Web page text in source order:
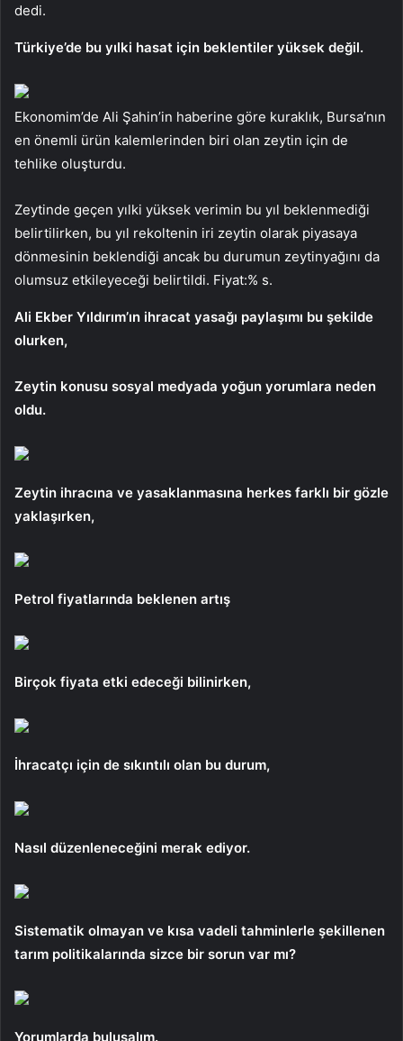
dedi.
Türkiye’de bu yılki hasat için beklentiler yüksek değil.
Ekonomim’de Ali Şahin’in haberine göre kuraklık, Bursa’nın
en önemli ürün kalemlerinden biri olan zeytin için de
tehlike oluşturdu.
Zeytinde geçen yılki yüksek verimin bu yıl beklenmediği
belirtilirken, bu yıl rekoltenin iri zeytin olarak piyasaya
dönmesinin beklendiği ancak bu durumun zeytinyağını da
olumsuz etkileyeceği belirtildi. Fiyat:% s.
Ali Ekber Yıldırım’ın ihracat yasağı paylaşımı bu şekilde
olurken,
Zeytin konusu sosyal medyada yoğun yorumlara neden
oldu.
Zeytin ihracına ve yasaklanmasına herkes farklı bir gözle
yaklaşırken,
Petrol fiyatlarında beklenen artış
Birçok fiyata etki edeceği bilinirken,
İhracatçı için de sıkıntılı olan bu durum,
Nasıl düzenleneceğini merak ediyor.
Sistematik olmayan ve kısa vadeli tahminlerle şekillenen
tarım politikalarında sizce bir sorun var mı?
Yorumlarda buluşalım.